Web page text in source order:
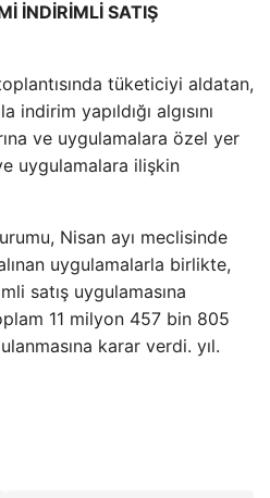
İNDİRİMLİ SATIŞ
tüketiciyi aldatan,
yapıldığı algısını
ve uygulamalara özel yer
uygulamalara ilişkin
Nisan ayı meclisinde
uygulamalarla birlikte,
satış uygulamasına
11 milyon 457 bin 805
karar verdi. yıl.